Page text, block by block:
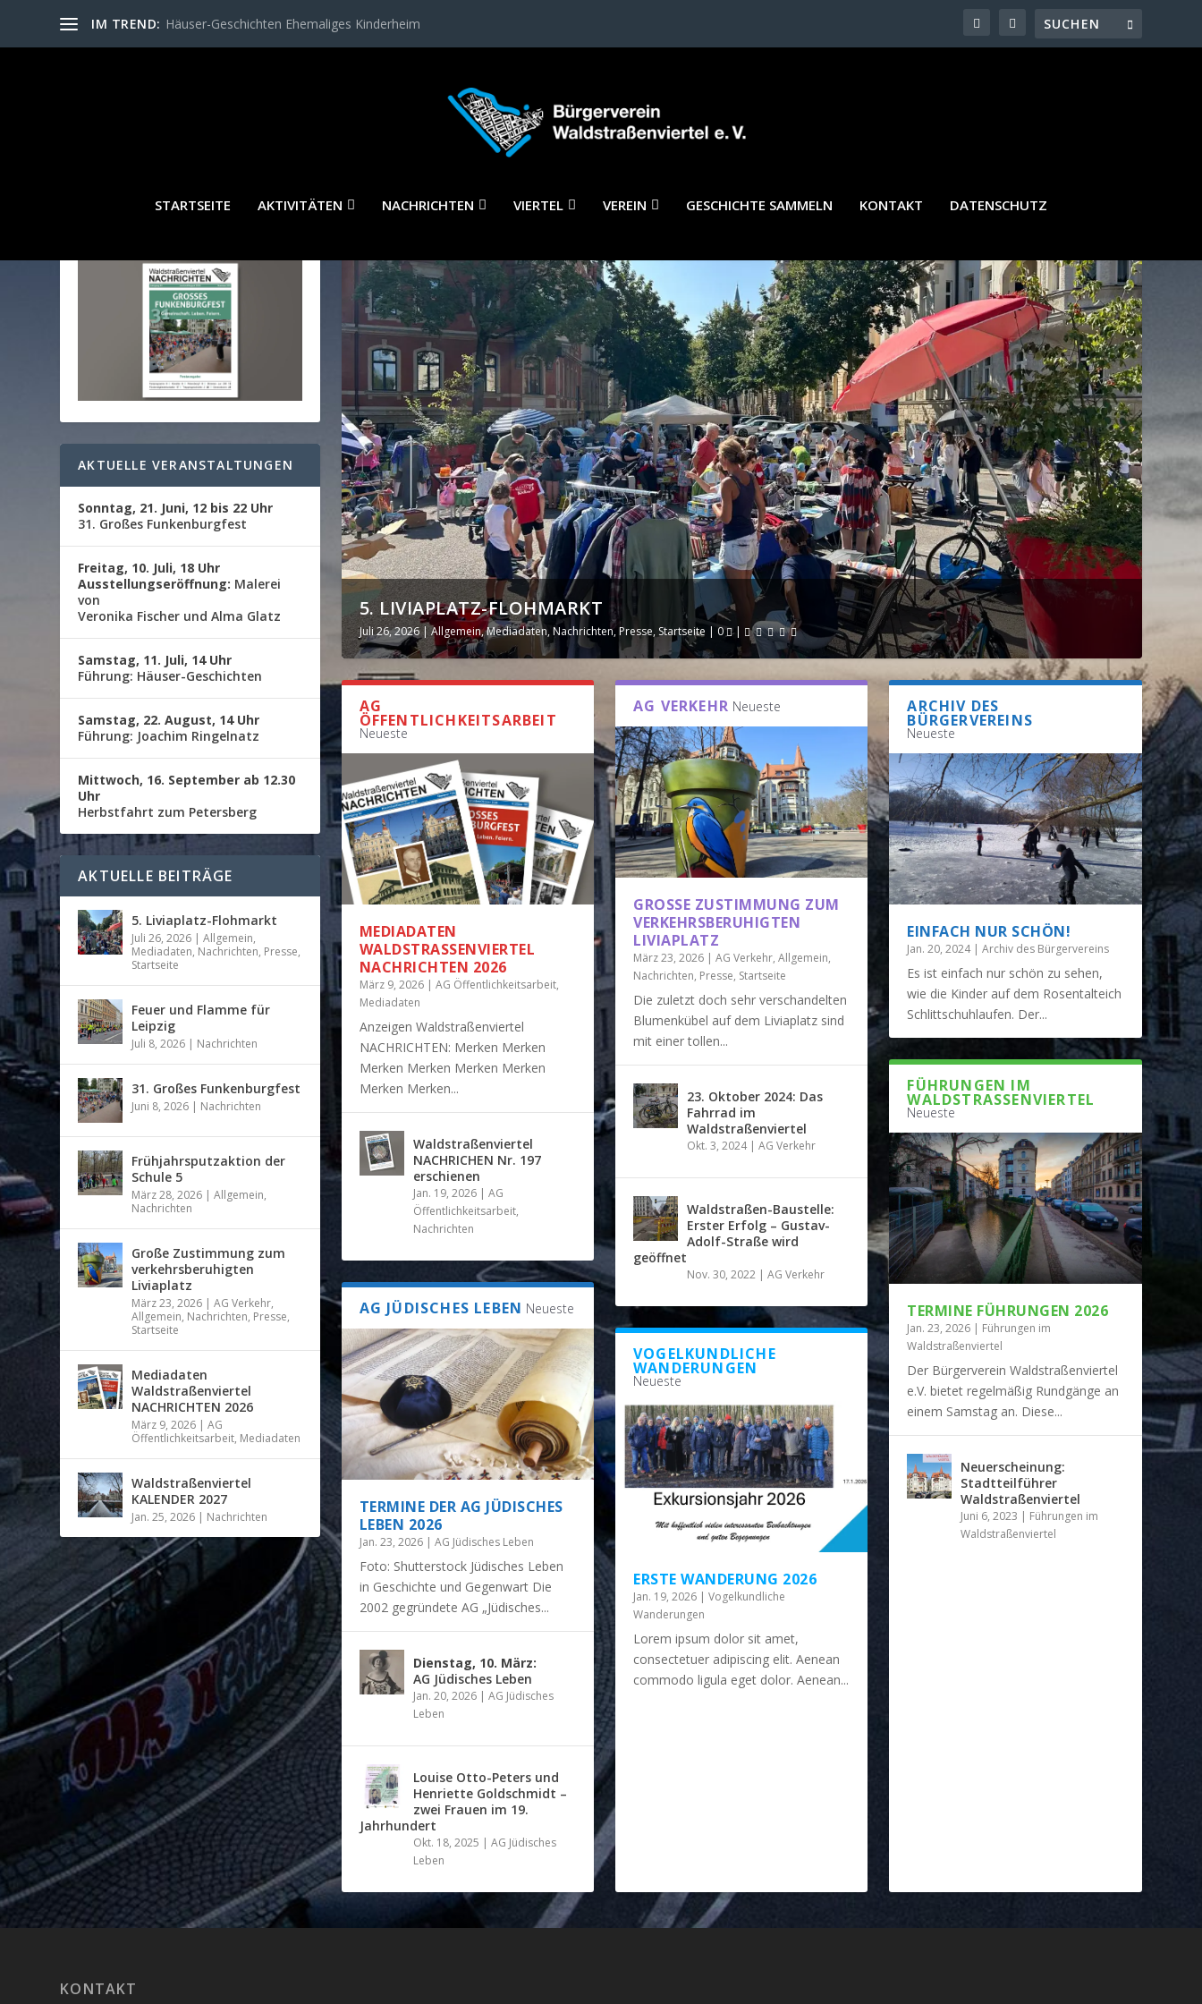
IM TREND: Häuser-Geschichten Ehemaliges Kinderheim
STARTSEITE AKTIVITÄTEN NACHRICHTEN VIERTEL VEREIN GESCHICHTE SAMMELN KONTAKT DATENSCHUTZ
5. LIVIAPLATZ-FLOHMARKT
Juli 26, 2026|Allgemein,Mediadaten,Nachrichten,Presse, Startseite | 0 |
FEUER UND FLAMME FÜR LEIPZIG
31. GROSSES FUNKENBURGFEST
FRÜHJAHRSPUTZAKTION DER SCHULE 5
|
GROSSE ZUSTIMMUNG ZUM VERKEHRSBERUHIGTEN LIVIAPLATZ...
Nachrichten Presse,Startseite|0 |
WALDSTRASSENVIERTEL KALENDER 2027
AG
ÖFFENTLICHKEITSARBEIT
Neueste
MEDIADATEN
WALDSTRASSENVIERTEL N
ACHRICHTEN 2026
März 9, 2026| AG Öffentlichkeitsarbeit,
Mediadaten
Anzeigen Waldstraßenviertel
NACHRICHTEN: Merken Merken
Merken Merken Merken Merken
Merken Merken...
Waldstraßenviertel
NACHRICHEN Nr. 197
erschienen
Jan. 19, 2026| AG
Öffentlichkeitsarbeit,
Nachrichten
AG JÜDISCHES LEBEN Neueste
TERMINE DER AG JÜDISCHES
LEBEN 2026
Jan. 23, 2026| AG Jüdisches Leben
Foto: Shutterstock Jüdisches Leben
in Geschichte und Gegenwart Die
2002 gegründete AG „Jüdisches...
Dienstag, 10. März:
AG Jüdisches Leben
Jan. 20, 2026| AG Jüdisches
Leben
Louise Otto-Peters und
Henriette Goldschmidt –
zwei Frauen im 19.
Jahrhundert
Okt. 18, 2025 | AG Jüdisches
Leben
AG VERKEHR Neueste
GROSSE ZUSTIMMUNG ZUM V
ERKEHRSBERUHIGTEN L
IVIAPLATZ
März 23, 2026 | AG Verkehr, Allgemein,
Nachrichten, Presse, Startseite
Die zuletzt doch sehr verschandelten
Blumenkübel auf dem Liviaplatz sind
mit einer tollen...
23. Oktober 2024: Das
Fahrrad im
Waldstraßenviertel
Okt. 3, 2024| AG Verkehr
Waldstraßen-Baustelle:
Erster Erfolg – Gustav-
Adolf-Straße wird
geöffnet
Nov. 30, 2022 | AG Verkehr
VOGELKUNDLICHE
WANDERUNGEN
Neueste
ERSTE WANDERUNG 2026
Jan. 19, 2026 | Vogelkundliche
Wanderungen
Lorem ipsum dolor sit amet,
consectetuer adipiscing elit. Aenean
commodo ligula eget dolor. Aenean...
ARCHIV DES
BÜRGERVEREINS
Neueste
EINFACH NUR SCHÖN!
Jan. 20, 2024|Archiv des Bürgervereins
Es ist einfach nur schön zu sehen,
wie die Kinder auf dem Rosentalteich
Schlittschuhlaufen. Der...
FÜHRUNGEN IM
WALDSTRASSENVIERTEL
Neueste
TERMINE FÜHRUNGEN 2026
Jan. 23, 2026 | Führungen im
Waldstraßenviertel
Der Bürgerverein Waldstraßenviertel
e.V. bietet regelmäßig Rundgänge an
einem Samstag an. Diese...
Neuerscheinung:
Stadtteilführer
Waldstraßenviertel
Juni 6, 2023 | Führungen im
Waldstraßenviertel
WALDSTRASSENVIERTEL N
AKTUELLE VERANSTALTUNGEN
Sonntag, 21. Juni, 12 bis 22 Uhr
31. Großes Funkenburgfest
Freitag, 10. Juli, 18 Uhr
Ausstellungseröffnung: Malerei
von
Veronika Fischer und Alma Glatz
Samstag, 11. Juli, 14 Uhr
Führung: Häuser-Geschichten
Samstag, 22. August, 14 Uhr
Führung: Joachim Ringelnatz
Mittwoch, 16. September ab 12.30
Uhr
Herbstfahrt zum Petersberg
AKTUELLE BEITRÄGE
5. Liviaplatz-Flohmarkt
Juli 26, 2026 |Allgemein,
Mediadaten, Nachrichten, Presse,
Startseite
Feuer und Flamme für
Leipzig
Juli 8, 2026 | Nachrichten
31. Großes Funkenburgfest
Juni 8, 2026 | Nachrichten
Frühjahrsputzaktion der
Schule 5
März 28, 2026 |Allgemein,
Nachrichten
Große Zustimmung zum
verkehrsberuhigten
Liviaplatz
März 23, 2026 |AG Verkehr,
Allgemein, Nachrichten, Presse,
Startseite
Mediadaten
Waldstraßenviertel
NACHRICHTEN 2026
März 9, 2026 |AG
Öffentlichkeitsarbeit, Mediadaten
Waldstraßenviertel
KALENDER 2027
Jan. 25, 2026 | Nachrichten
KONTAKT